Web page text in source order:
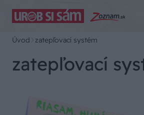
Úvod zatepľovací systém
zatepľovací